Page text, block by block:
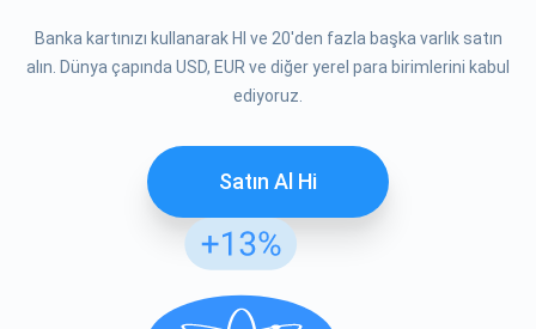
Banka kartınızı kullanarak HI ve 20'den fazla başka varlık satın
alın. Dünya çapında USD, EUR ve diğer yerel para birimlerini kabul
ediyoruz.
Satın Al Hi